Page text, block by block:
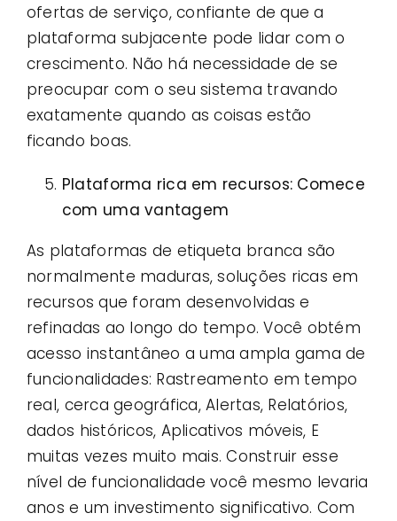
ofertas de serviço, confiante de que a
plataforma subjacente pode lidar com o
crescimento. Não há necessidade de se
preocupar com o seu sistema travando
exatamente quando as coisas estão
ficando boas.
Plataforma rica em recursos: Comece
com uma vantagem
As plataformas de etiqueta branca são
normalmente maduras, soluções ricas em
recursos que foram desenvolvidas e
refinadas ao longo do tempo. Você obtém
acesso instantâneo a uma ampla gama de
funcionalidades: Rastreamento em tempo
real, cerca geográfica, Alertas, Relatórios,
dados históricos, Aplicativos móveis, E
muitas vezes muito mais. Construir esse
nível de funcionalidade você mesmo levaria
anos e um investimento significativo. Com